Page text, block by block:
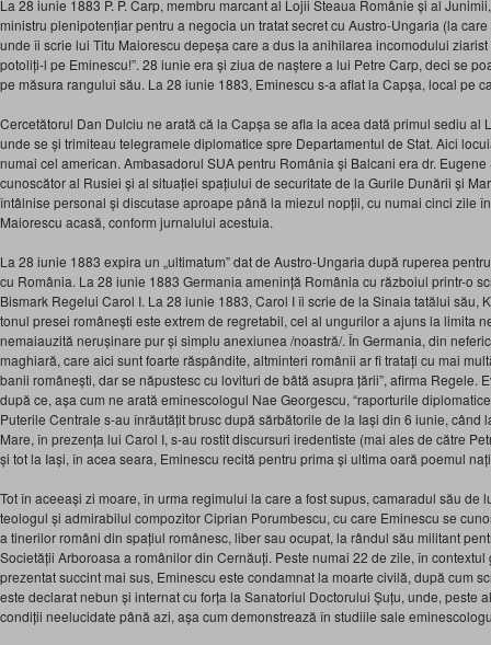
La 28 iunie 1883 P. P. Carp, membru marcant al Lojii Steaua Românie și al
ministru plenipotențiar pentru a negocia un tratat secret cu Austro-Ungaria (la
unde îi scrie lui Titu Maiorescu depeșa care a dus la anihilarea incomodului
potoliți-l pe Eminescu!”. 28 iunie era și ziua de naștere a lui Petre Carp, deci se
pe măsura rangului său. La 28 iunie 1883, Eminescu s-a aflat la Capșa, local pe
Cercetătorul Dan Dulciu ne arată că la Capșa se afla la acea dată primul sediu al
unde se și trimiteau telegramele diplomatice spre Departamentul de Stat. Aici
numai cel american. Ambasadorul SUA pentru România și Balcani era dr.
cunoscător al Rusiei și al situației spațiului de securitate de la Gurile Dunării și
întâlnise personal și discutase aproape până la miezul nopții, cu numai cinci zile
Maiorescu acasă, conform jurnalului acestuia.
La 28 iunie 1883 expira un „ultimatum” dat de Austro-Ungaria după ruperea
cu România. La 28 iunie 1883 Germania amenință România cu războiul printr-o
Bismark Regelui Carol I. La 28 iunie 1883, Carol I îi scrie de la Sinaia tatălui său,
tonul presei românești este extrem de regretabil, cel al ungurilor a ajuns la limita
nemaiauzită nerușinare pur și simplu anexiunea /noastră/. În Germania, din
maghiară, care aici sunt foarte răspândite, altminteri românii ar fi tratați cu mai
banii românești, dar se năpustesc cu lovituri de bâtă asupra țării”, afirma Regele.
după ce, așa cum ne arată eminescologul Nae Georgescu, “raporturile
Puterile Centrale s-au înrăutățit brusc după sărbătorile de la Iași din 6 iunie, când
Mare, în prezența lui Carol I, s-au rostit discursuri iredentiste (mai ales de către
și tot la Iași, în acea seara, Eminescu recită pentru prima și ultima oară poemul
Tot în aceeași zi moare, în urma regimului la care a fost supus, camaradul său de
teologul și admirabilul compozitor Ciprian Porumbescu, cu care Eminescu se
a tinerilor români din spațiul românesc, liber sau ocupat, la rândul său militant
Societății Arboroasa a românilor din Cernăuți. Peste numai 22 de zile, în
prezentat succint mai sus, Eminescu este condamnat la moarte civilă, după cum
este declarat nebun și internat cu forța la Sanatoriul Doctorului Șuțu, unde, peste
condiții neelucidate până azi, așa cum demonstrează în studiile sale